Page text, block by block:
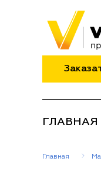
ГЛАВНАЯ
Главная